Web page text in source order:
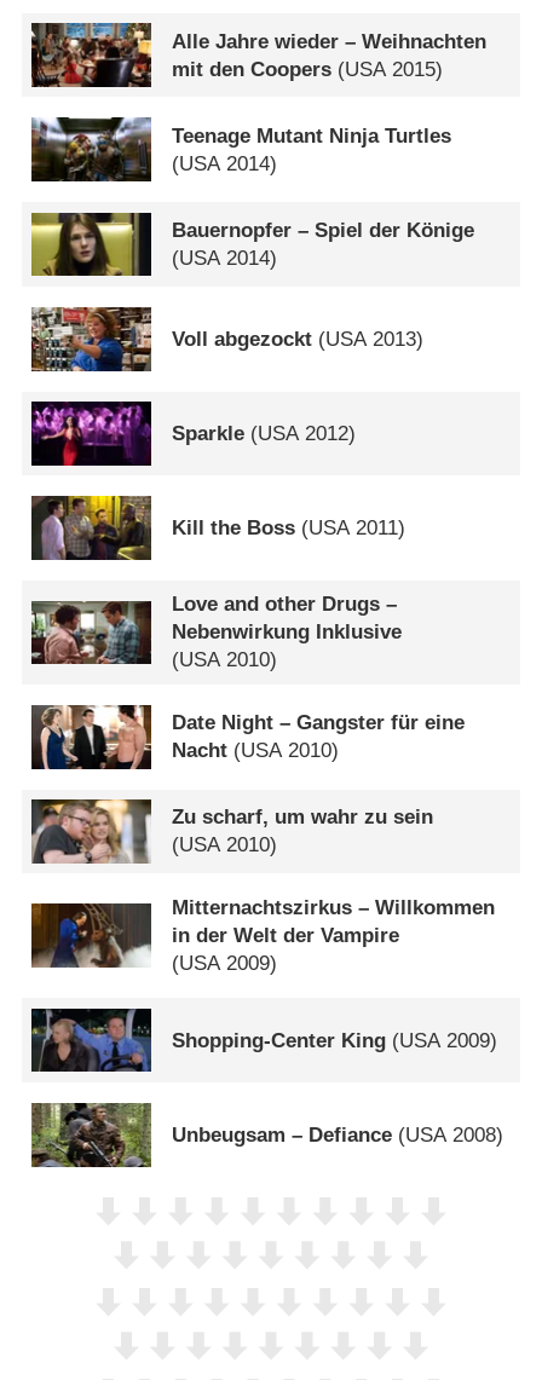
Alle Jahre wieder – Weihnachten
mit den Coopers (USA 2015)
Teenage Mutant Ninja Turtles
(USA 2014)
Bauernopfer – Spiel der Könige
(USA2014)
Voll abgezockt (USA 2013)
Sparkle (USA2012)
Kill the Boss (USA2011)
Love and other Drugs –
Nebenwirkung Inklusive
(USA2010)
Date Night – Gangster für eine
Nacht (USA2010)
Zu scharf, um wahr zu sein
(USA2010)
Mitternachtszirkus – Willkommen
in der Welt der Vampire
(USA2009)
Shopping-Center King (USA 2009)
Unbeugsam – Defiance (USA 2008)